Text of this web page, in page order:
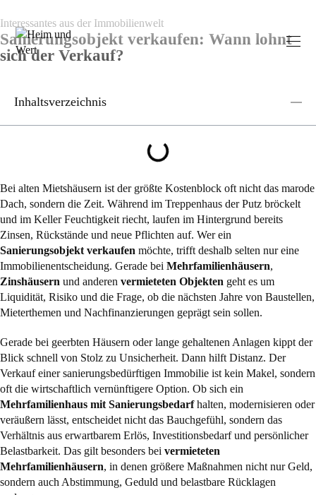
Interessantes aus der Immobilienwelt
Sanierungsobjekt verkaufen: Wann lohnt
sich der Verkauf?
Inhaltsverzeichnis
Bei alten Mietshäusern ist der größte Kostenblock oft nicht das marode
Dach, sondern die Zeit. Während im Treppenhaus der Putz bröckelt
und im Keller Feuchtigkeit riecht, laufen im Hintergrund bereits
Zinsen, Rückstände und neue Pflichten auf. Wer ein
Sanierungsobjekt verkaufen möchte, trifft deshalb selten nur eine
Immobilienentscheidung. Gerade bei Mehrfamilienhäusern,
Zinshäusern und anderen vermieteten Objekten geht es um
Liquidität, Risiko und die Frage, ob die nächsten Jahre von Baustellen,
Mieterthemen und Nachfinanzierungen geprägt sein sollen.
Gerade bei geerbten Häusern oder lange gehaltenen Anlagen kippt der
Blick schnell von Stolz zu Unsicherheit. Dann hilft Distanz. Der
Verkauf einer sanierungsbedürftigen Immobilie ist kein Makel, sondern
oft die wirtschaftlich vernünftigere Option. Ob sich ein
Mehrfamilienhaus mit Sanierungsbedarfhalten, modernisieren oder
veräußern lässt, entscheidet nicht das Bauchgefühl, sondern das
Verhältnis aus erwartbarem Erlös, Investitionsbedarf und persönlicher
Belastbarkeit. Das gilt besonders bei vermieteten
Mehrfamilienhäusern, in denen größere Maßnahmen nicht nur Geld,
sondern auch Abstimmung, Geduld und belastbare Rücklagen